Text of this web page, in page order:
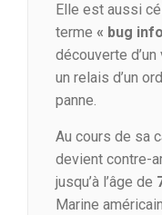
Elle est aussi
terme « bug
découverte
un relais d’un
panne.
Au cours de sa
devient contre-
jusqu’à l’âge de
Marine